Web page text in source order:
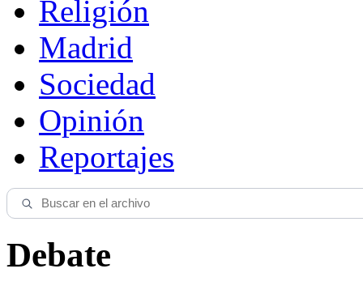
Religión
Madrid
Sociedad
Opinión
Reportajes
Debate